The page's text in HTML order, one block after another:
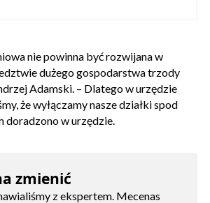
nie powinna być rozwijana w
dużego gospodarstwa trzody
Adamski. – Dlatego w urzędzie
że wyłączamy nasze działki spod
doradzono w urzędzie.
zmienić
z ekspertem. Mecenas